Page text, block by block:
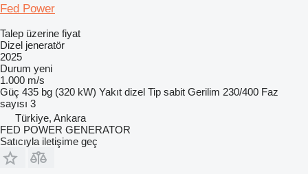
Fed Power
Talep üzerine fiyat
Dizel jeneratör
2025
Durum yeni
1.000 m/s
Güç 435 bg (320 kW) Yakıt dizel Tip sabit Gerilim 230/400 Faz
sayısı 3
Türkiye, Ankara
FED POWER GENERATOR
Satıcıyla iletişime geç